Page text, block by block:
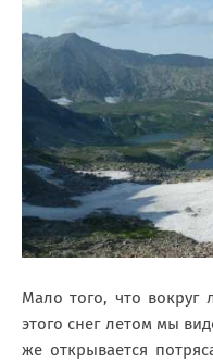
Мало того, что вокруг
этого снег летом мы
же открывается